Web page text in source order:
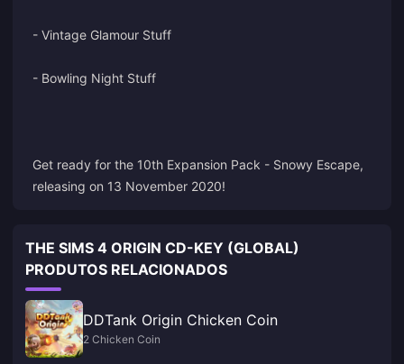
- Vintage Glamour Stuff
- Bowling Night Stuff
Get ready for the 10th Expansion Pack - Snowy Escape,
releasing on 13 November 2020!
THE SIMS 4 ORIGIN CD-KEY (GLOBAL)
PRODUTOS RELACIONADOS
DDTank Origin Chicken Coin
2 Chicken Coin